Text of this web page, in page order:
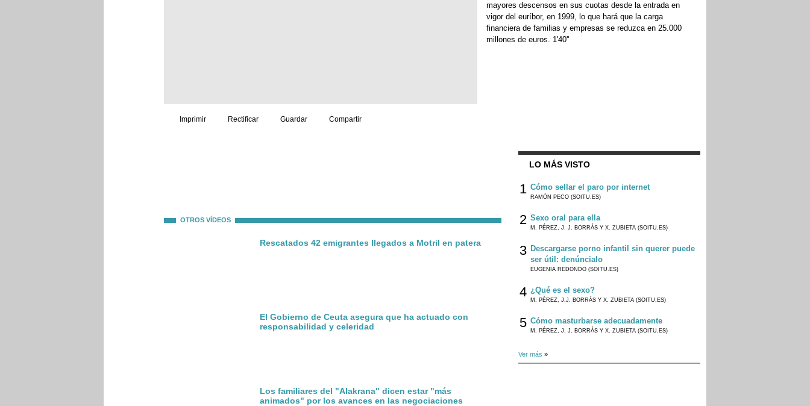
mayores descensos en sus cuotas desde la entrada en
vigor del euríbor, en 1999, lo que hará que la carga
financiera de familias y empresas se reduzca en 25.000
millones de euros. 1'40''
Imprimir Rectificar Guardar Compartir
LO MÁS VISTO
1 Cómo sellar el paro por internet
RAMÓN PECO (SOITU.ES)
2 Sexo oral para ella
M. PÉREZ, J. J. BORRÁS Y X. ZUBIETA (SOITU.ES)
3 Descargarse porno infantil sin querer puede
ser útil: denúncialo
EUGENIA REDONDO (SOITU.ES)
4 ¿Qué es el sexo?
M. PÉREZ, J.J. BORRÁS Y X. ZUBIETA (SOITU.ES)
5 Cómo masturbarse adecuadamente
M. PÉREZ, J. J. BORRÁS Y X. ZUBIETA (SOITU.ES)
Ver más »
OTROS VÍDEOS
Rescatados 42 emigrantes llegados a Motril en patera
El Gobierno de Ceuta asegura que ha actuado con
responsabilidad y celeridad
Los familiares del "Alakrana" dicen estar "más
animados" por los avances en las negociaciones